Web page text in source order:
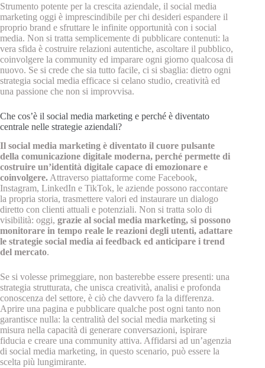
Strumento potente per la crescita aziendale, il social media
marketing oggi è imprescindibile per chi desideri espandere il
proprio brand e sfruttare le infinite opportunità con i social
media. Non si tratta semplicemente di pubblicare contenuti: la
vera sfida è costruire relazioni autentiche, ascoltare il pubblico,
coinvolgere la community ed imparare ogni giorno qualcosa di
nuovo. Se si crede che sia tutto facile, ci si sbaglia: dietro ogni
strategia social media efficace si celano studio, creatività ed
una passione che non si improvvisa.
Che cos’è il social media marketing e perché è diventato
centrale nelle strategie aziendali?
Il social media marketing è diventato il cuore pulsante
della comunicazione digitale moderna, perché permette di
costruire un’identità digitale capace di emozionare e
coinvolgere.Attraverso piattaforme come Facebook,
Instagram, LinkedIn e TikTok, le aziende possono raccontare
la propria storia, trasmettere valori ed instaurare un dialogo
diretto con clienti attuali e potenziali. Non si tratta solo di
visibilità: oggi, grazie al social media marketing, si possono
monitorare in tempo reale le reazioni degli utenti, adattare
le strategie social media ai feedback ed anticipare i trend
del mercato.
Se si volesse primeggiare, non basterebbe essere presenti: una
strategia strutturata, che unisca creatività, analisi e profonda
conoscenza del settore, è ciò che davvero fa la differenza.
Aprire una pagina e pubblicare qualche post ogni tanto non
garantisce nulla: la centralità del social media marketing si
misura nella capacità di generare conversazioni, ispirare
fiducia e creare una community attiva. Affidarsi ad un’agenzia
di social media marketing, in questo scenario, può essere la
scelta più lungimirante.